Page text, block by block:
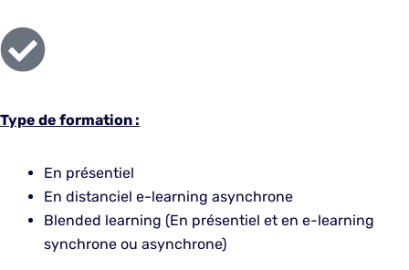
Type de formation :
En présentiel
En distanciel e-learning asynchrone
Blended learning (En présentiel et en e-learning
synchrone ou asynchrone)